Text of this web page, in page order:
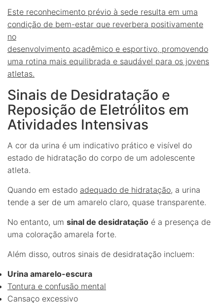
Este reconhecimento prévio à sede resulta em uma
condição de bem-estar que reverbera positivamente
no
desenvolvimento acadêmico e esportivo, promovendo
uma rotina mais equilibrada e saudável para os jovens
atletas.
Sinais de Desidratação e
Reposição de Eletrólitos em
Atividades Intensivas
A cor da urina é um indicativo prático e visível do
estado de hidratação do corpo de um adolescente
atleta.
Quando em estado adequado de hidratação, a urina
tende a ser de um amarelo claro, quase transparente.
No entanto, um sinal de desidratação é a presença de
uma coloração amarela forte.
Além disso, outros sinais de desidratação incluem:
Urina amarelo-escura
Tontura e confusão mental
Cansaço excessivo